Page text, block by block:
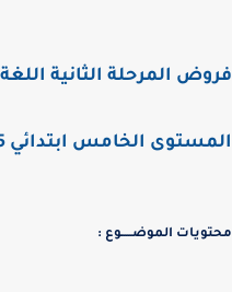
فروض المرحلة الثانية
المستوى الخامس ابتدائي 2026.2025
محتويات الموضـــــوع :